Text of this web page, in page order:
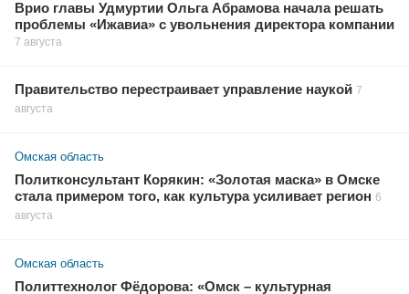
Врио главы Удмуртии Ольга Абрамова начала решать
проблемы «Ижавиа» с увольнения директора компании
7 августа
Правительство перестраивает управление наукой 7
августа
Омская область
Политконсультант Корякин: «Золотая маска» в Омске
стала примером того, как культура усиливает регион 6
августа
Омская область
Политтехнолог Фёдорова: «Омск – культурная